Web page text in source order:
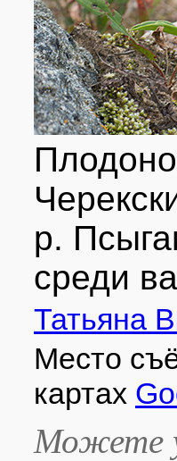
р.
среди
Татьяна
Место
картах
Можете